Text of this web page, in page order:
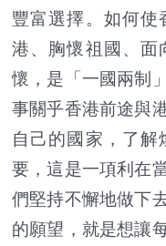
豐富選擇。如何使
港、胸懷祖國、面
懷，是「一國兩制
事關乎香港前途與
自己的國家，了解
要，這是一項利在
們堅持不懈地做下
的願望，就是想讓